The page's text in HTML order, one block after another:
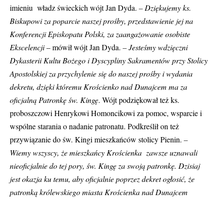
imieniu władz świeckich wójt Jan Dyda. – Dziękujemy ks.
Biskupowi za poparcie naszej prośby, przedstawienie jej na
Konferencji Episkopatu Polski, za zaangażowanie osobiste
Ekscelencji– mówił wójt Jan Dyda. – Jesteśmy wdzięczni
Dykasterii Kultu Bożego i Dyscypliny Sakramentów przy Stolicy
Apostolskiej za przychylenie się do naszej prośby i wydania
dekretu, dzięki któremu Krościenko nad Dunajcem ma za
oficjalną Patronkę św. Kingę. Wójt podziękował też ks.
proboszczowi Henrykowi Homoncikowi za pomoc, wsparcie i
wspólne starania o nadanie patronatu. Podkreślił on też
przywiązanie do św. Kingi mieszkańców stolicy Pienin. –
Wiemy wszyscy, że mieszkańcy Krościenka zawsze uznawali
nieoficjalnie do tej pory, św. Kingę za swoją patronkę. Dzisiaj
jest okazja ku temu, aby oficjalnie poprzez dekret ogłosić, że
patronką królewskiego miasta Krościenka nad Dunajcem